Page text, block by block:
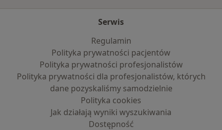
Serwis
Regulamin
Polityka prywatności pacjentów
Polityka prywatności profesjonalistów
Polityka prywatności dla profesjonalistów, których
dane pozyskaliśmy samodzielnie
Polityka cookies
Jak działają wyniki wyszukiwania
Dostępność